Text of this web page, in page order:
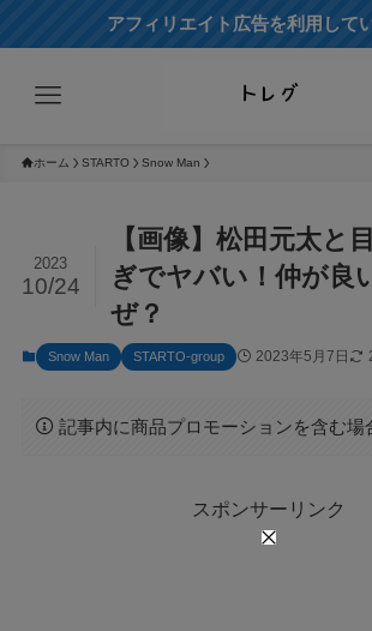
アフィリエイト広告を利用して
ホーム STARTO Snow Man
【画像】松田元太と
ぎでヤバい！仲が良
ぜ？
2023
10/24
Snow Man STARTO-group 2023年5月7日
記事内に商品プロモーションを含む場
スポンサーリンク